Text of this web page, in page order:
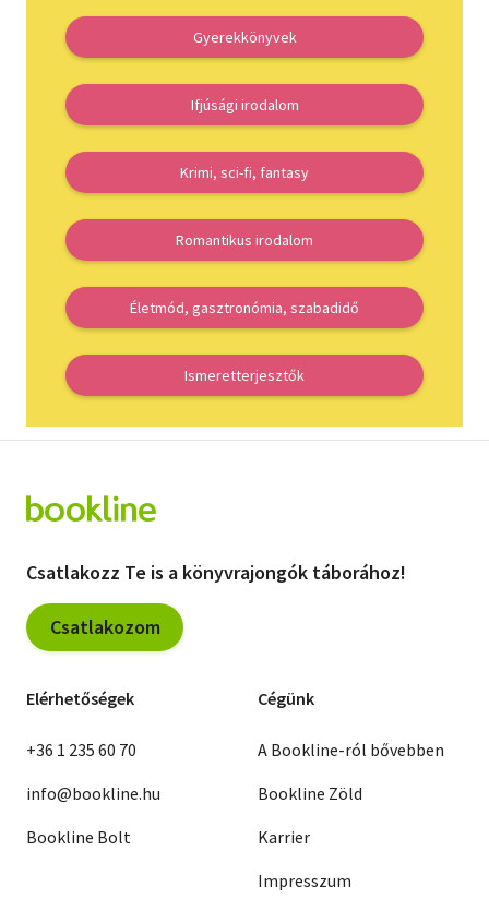
Gyerekkönyvek
Ifjúsági irodalom
Krimi, sci-fi, fantasy
Romantikus irodalom
Életmód, gasztronómia, szabadidő
Ismeretterjesztők
Csatlakozz Te is a könyvrajongók táborához!
Csatlakozom
Elérhetőségek
+36 1 235 60 70
info@bookline.hu
Bookline Bolt
Cégünk
A Bookline-ról bővebben
Bookline Zöld
Karrier
Impresszum